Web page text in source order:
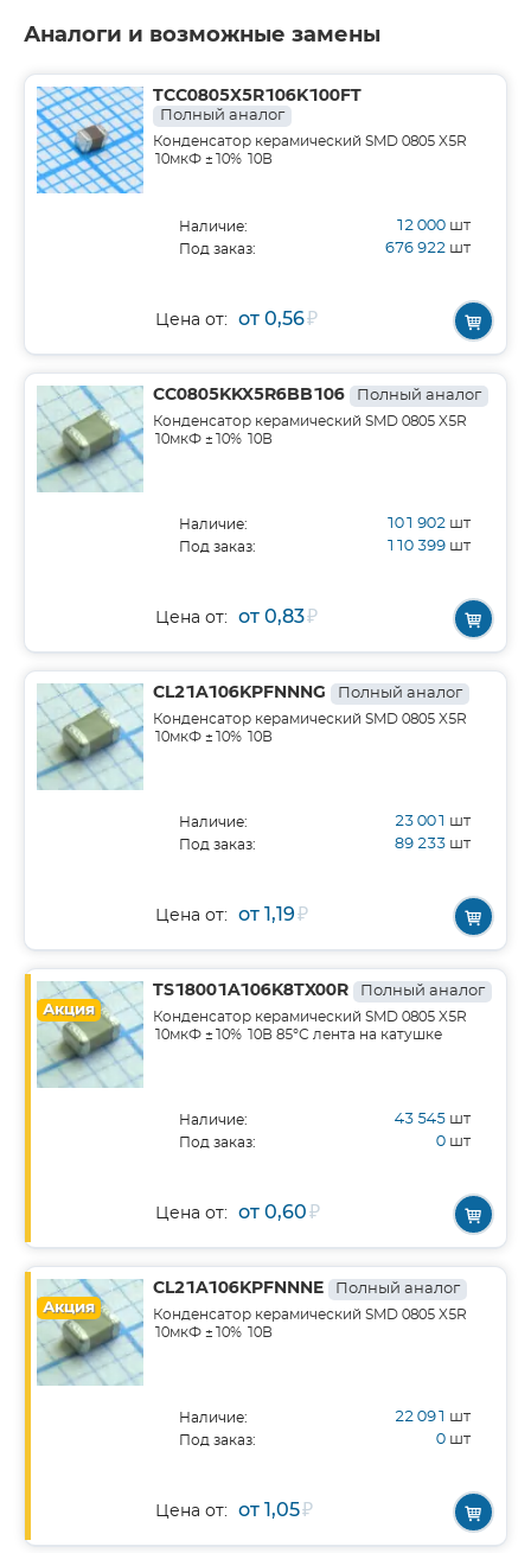
Аналоги и возможные замены
TCC0805X5R106K100FT
Полный аналог
Конденсатор керамический SMD 0805 X5R
10мкФ ±10% 10В
Наличие: 12 000 шт
Под заказ: 676 922 шт
Цена от: от 0,56₽
CC0805KKX5R6BB106 Полный аналог
Конденсатор керамический SMD 0805 X5R
10мкФ ±10% 10В
Наличие: 101 902 шт
Под заказ: 110 399 шт
Цена от: от 0,83₽
CL21A106KPFNNNG Полный аналог
Конденсатор керамический SMD 0805 X5R
10мкФ ±10% 10В
Наличие: 23 001 шт
Под заказ: 89 233 шт
Цена от: от 1,19₽
Акция
TS18001A106K8TX00R Полный аналог
Конденсатор керамический SMD 0805 X5R
10мкФ ±10% 10В 85°С лента на катушке
Наличие: 43 545 шт
Под заказ: 0 шт
Цена от: от 0,60₽
Акция
CL21A106KPFNNNE Полный аналог
Конденсатор керамический SMD 0805 X5R
10мкФ ±10% 10В
Наличие: 22 091 шт
Под заказ: 0 шт
Цена от: от 1,05₽